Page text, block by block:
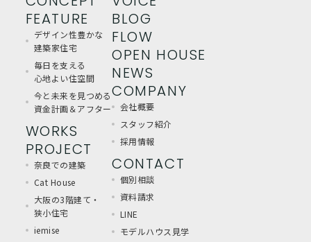
FEATURE
デザイン性豊かな
建築家住宅
毎日を支える
心地よい住空間
今と未来を見つめる
資金計画＆アフター
WORKS
PROJECT
奈良での建築
Cat House
大阪の3階建て・
狭小住宅
iemise
BLOG
FLOW
OPEN HOUSE
NEWS
COMPANY
会社概要
スタッフ紹介
採用情報
CONTACT
個別相談
資料請求
LINE
モデルハウス見学